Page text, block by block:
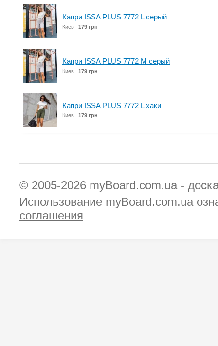
Капри ISSA PLUS 7772 L серый
Киев 179 грн
Капри ISSA PLUS 7772 M серый
Киев 179 грн
Капри ISSA PLUS 7772 L хаки
Киев 179 грн
© 2005-2026 myBoard.com.ua -
Использование myBoard.com.ua
соглашения